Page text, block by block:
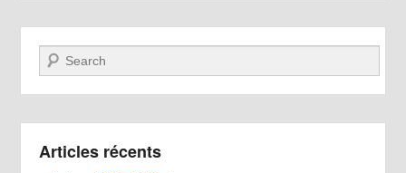
Recherche
Articles récents